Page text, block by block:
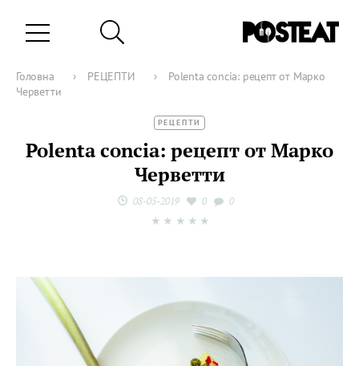
Головна › РЕЦЕПТИ ›
Polenta concia: рецепт от Марко
Черветти
РЕЦЕПТИ
Polenta concia: рецепт от Марко
Черветти
08-05-2019 0 0
★
★
★
★
★